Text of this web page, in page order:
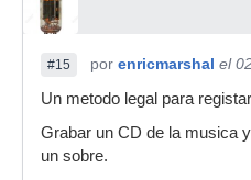
#15 por enricmarshal el
Un metodo legal para
Grabar un CD de la musica
un sobre.